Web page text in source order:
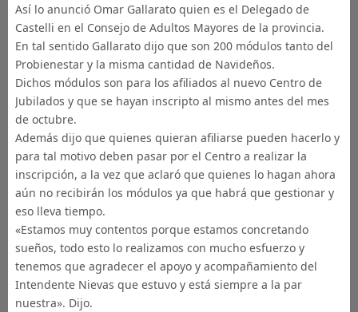
Así lo anunció Omar Gallarato quien es el Delegado de
Castelli en el Consejo de Adultos Mayores de la provincia.
En tal sentido Gallarato dijo que son 200 módulos tanto del
Probienestar y la misma cantidad de Navideños.
Dichos módulos son para los afiliados al nuevo Centro de
Jubilados y que se hayan inscripto al mismo antes del mes
de octubre.
Además dijo que quienes quieran afiliarse pueden hacerlo y
para tal motivo deben pasar por el Centro a realizar la
inscripción, a la vez que aclaró que quienes lo hagan ahora
aún no recibirán los módulos ya que habrá que gestionar y
eso lleva tiempo.
«Estamos muy contentos porque estamos concretando
sueños, todo esto lo realizamos con mucho esfuerzo y
tenemos que agradecer el apoyo y acompañamiento del
Intendente Nievas que estuvo y está siempre a la par
nuestra». Dijo.